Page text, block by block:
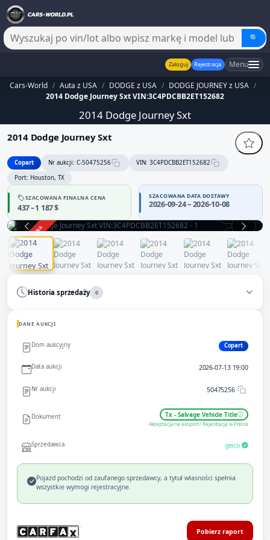
🔍
Zaloguj Rejestracja Menu
Cars-World / Auta z USA / DODGE z USA / DODGE JOURNEY z USA /
2014 Dodge Journey Sxt VIN:3C4PDCBB2ET152682
2014 Dodge Journey Sxt
2014 Dodge Journey Sxt
Copart Nr aukcji: C-50475256
VIN: 3C4PDCBB2ET152682
Port: Houston, TX
SZACOWANA FINALNA CENA
437 – 1 187 $
SZACOWANA DATA DOSTAWY
2026-09-24 – 2026-10-08
ZAKOŃCZONA
Historia sprzedaży 0
DANE AUKCJI
Dom aukcyjny Copart
Data aukcji 2026-07-13 19:00
Nr aukcji 50475256
Dokument Tx - Salvage Vehicle Title
Akceptacja na eksport / Rejestracja w Polsce
Sprzedawca geico
Pojazd pochodzi od zaufanego sprzedawcy, a tytuł własności spełnia
wszystkie wymogi rejestracyjne.
Pobierz raport